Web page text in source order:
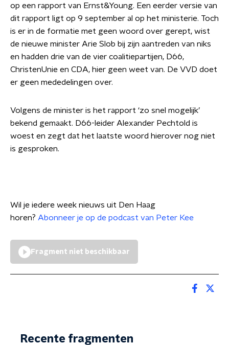
op een rapport van Ernst&Young. Een eerder versie van
dit rapport ligt op 9 september al op het ministerie. Toch
is er in de formatie met geen woord over gerept, wist
de nieuwe minister Arie Slob bij zijn aantreden van niks
en hadden drie van de vier coalitiepartijen, D66,
ChristenUnie en CDA, hier geen weet van. De VVD doet
er geen mededelingen over.
Volgens de minister is het rapport ‘zo snel mogelijk’
bekend gemaakt. D66-leider Alexander Pechtold is
woest en zegt dat het laatste woord hierover nog niet
is gesproken.
Wil je iedere week nieuws uit Den Haag
horen? Abonneer je op de podcast van Peter Kee
Fragment niet beschikbaar
Recente fragmenten